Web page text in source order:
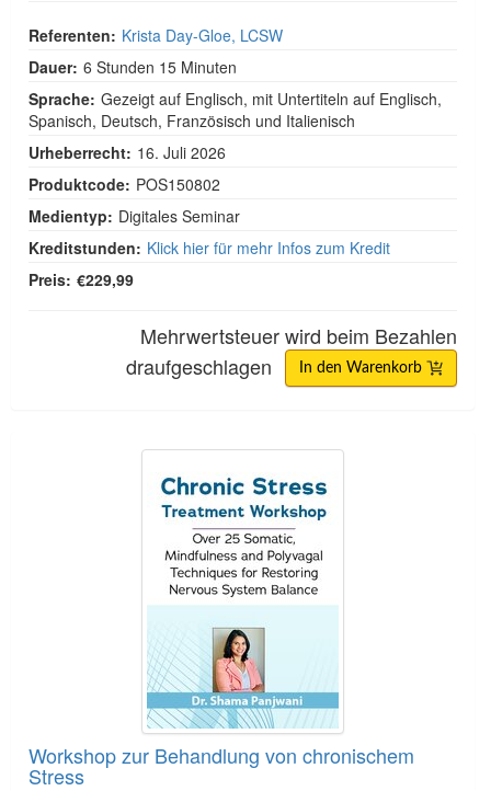
Referenten: Krista Day-Gloe, LCSW
Dauer: 6 Stunden 15 Minuten
Sprache: Gezeigt auf Englisch, mit Untertiteln auf Englisch,
Spanisch, Deutsch, Französisch und Italienisch
Urheberrecht: 16. Juli 2026
Produktcode: POS150802
Medientyp: Digitales Seminar
Kreditstunden: Klick hier für mehr Infos zum Kredit
Preis: €229,99
Mehrwertsteuer wird beim Bezahlen
draufgeschlagen
In den Warenkorb
Workshop zur Behandlung von chronischem
Workshop zur Behandlung von chronischem
Stress